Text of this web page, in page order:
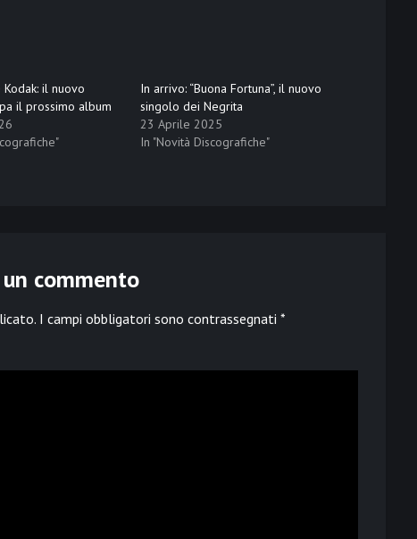
il nuovo
il prossimo album
In arrivo: “Buona Fortuna”, il nuovo
singolo dei Negrita
23 Aprile 2025
In "Novità Discografiche"
un commento
I campi obbligatori sono contrassegnati*